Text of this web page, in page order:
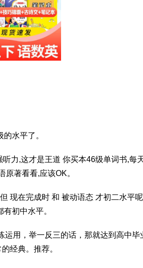
水平了。
力,这才是王道 你买本46级单词书,每
著看看,应该OK。
现在完成时 和 被动语态 才初二水平呢
初中水平。
用，举一反三的话，那就达到高中毕
经典。推荐。